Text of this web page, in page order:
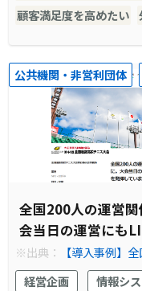
顧客満足度を高めたい
公共機関・非営利団体
全国200人の運営
会当日の運営にも
ます。
※出典：
【導入事例】
- LINE WORKS
経営企画 情報シ